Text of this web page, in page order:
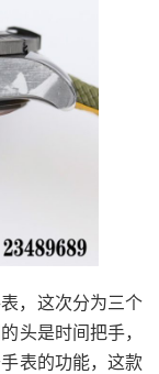
，这次分为三个
头是时间把手，
表的功能，这款